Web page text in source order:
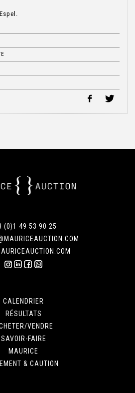
(0)1 49 53 90 25
CALENDRIER
RÉSULTATS
VENDRE
SAVOIR-FAIRE
MAURICE
& CAUTION